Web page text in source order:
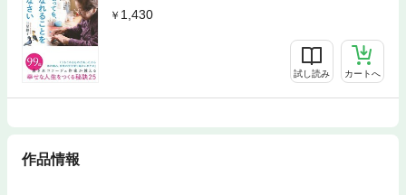
1,430
試し読み カートへ
作品情報